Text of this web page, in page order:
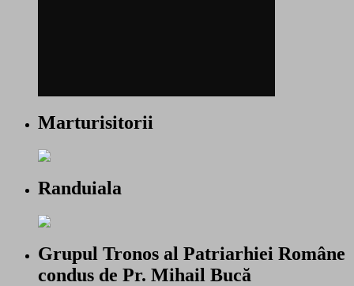
Marturisitorii
Randuiala
Grupul Tronos al Patriarhiei Române
condus de Pr. Mihail Bucă